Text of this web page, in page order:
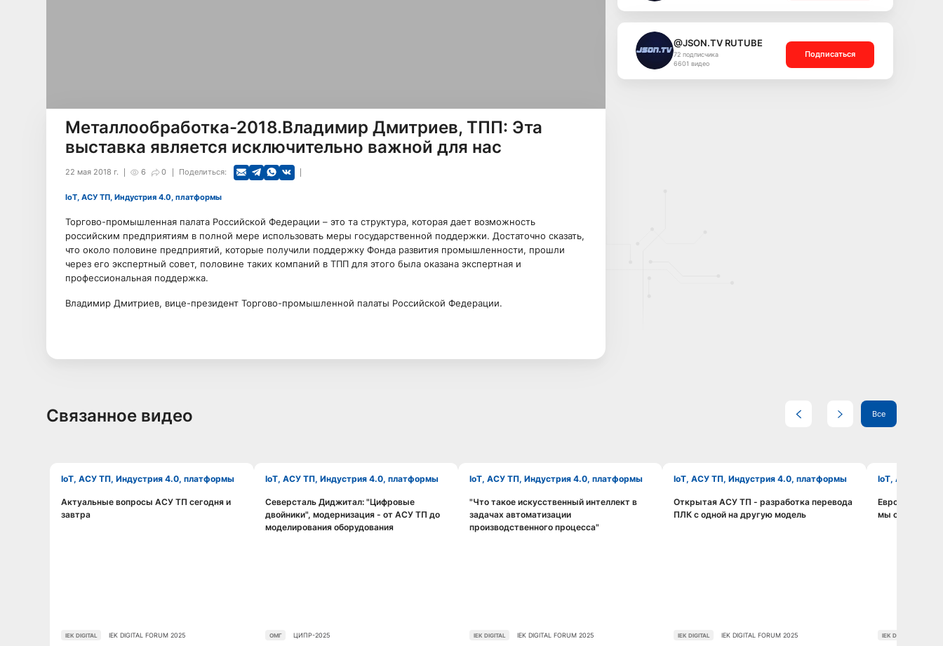
Металлообработка-2018.Владимир Дмитриев, ТПП: Эта
выставка является исключительно важной для нас
6 0
22 мая 2018 г. Поделиться:
IoT, АСУ ТП, Индустрия 4.0, платформы
Торгово-промышленная палата Российской Федерации – это та структура, которая дает возможность
российским предприятиям в полной мере использовать меры государственной поддержки. Достаточно сказать,
что около половине предприятий, которые получили поддержку Фонда развития промышленности, прошли
через его экспертный совет, половине таких компаний в ТПП для этого была оказана экспертная и
профессиональная поддержка.
Владимир Дмитриев, вице-президент Торгово-промышленной палаты Российской Федерации.
@JSON.TV RUTUBE
72 подписчика
6601 видео
Подписаться
Связанное видео Все
IoT, АСУ ТП, Индустрия 4.0, платформы
Смотреть видео
Актуальные вопросы АСУ ТП сегодня и
завтра
IEK DIGITAL IEK DIGITAL FORUM 2025
IoT, АСУ ТП, Индустрия 4.0, платформы
Смотреть видео
Северсталь Диджитал: "Цифровые
двойники", модернизация - от АСУ ТП до
моделирования оборудования
ОМГ ЦИПР-2025
IoT, АСУ ТП, Индустрия 4.0, платформы
Смотреть видео
"Что такое искусственный интеллект в
задачах автоматизации
производственного процесса"
IEK DIGITAL IEK DIGITAL FORUM 2025
IoT, АСУ ТП, Индустрия 4.0, платформы
Смотреть видео
Открытая АСУ ТП - разработка перевода
ПЛК с одной на другую модель
IEK DIGITAL IEK DIGITAL FORUM 2025
IoT, АСУ ТП,
ЕвроХим: в
мы открыты
IEK DIGITAL